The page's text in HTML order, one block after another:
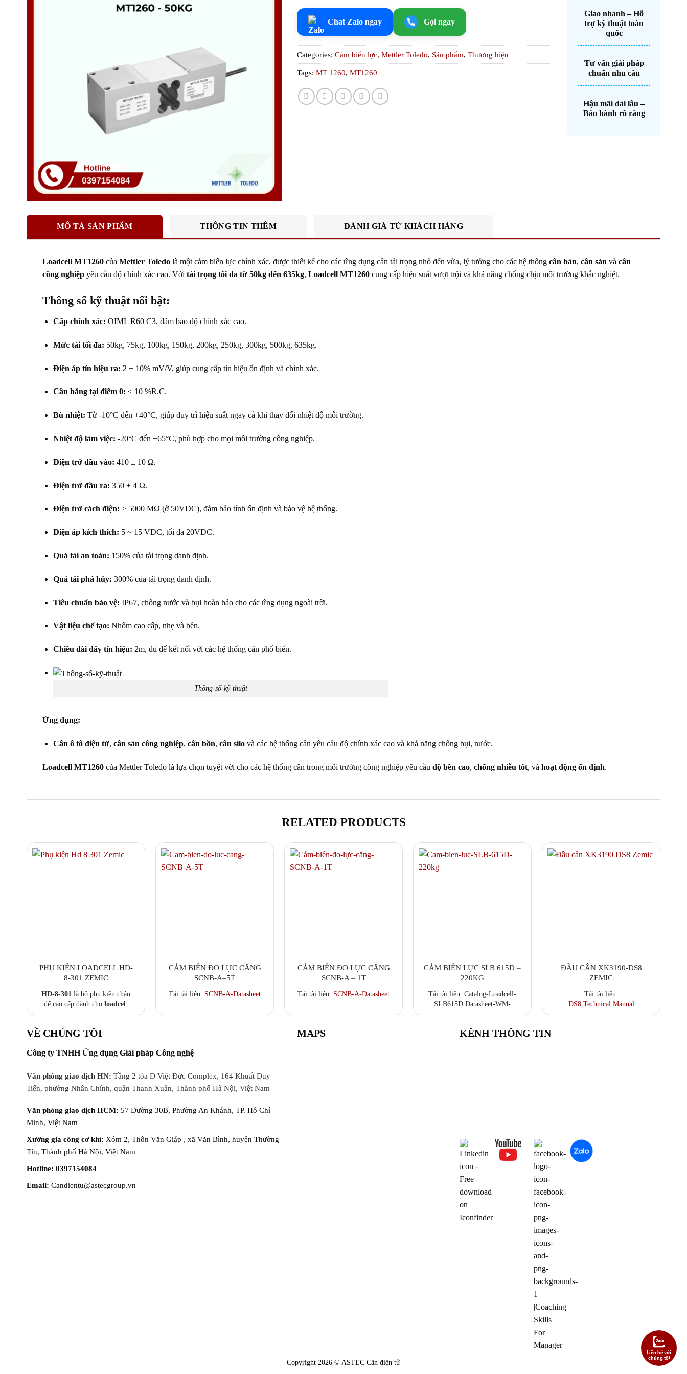
Chat Zalo ngay Gọi ngay
Categories:Cảm biến lực,Mettler Toledo, Sản phẩm,Thương hiệu
Tags:MT 1260,MT1260
Giao nhanh – Hỗ
trợ kỹ thuật toàn
quốc
Tư vấn giải pháp
chuẩn nhu cầu
Hậu mãi dài lâu –
Bảo hành rõ ràng
MÔ TẢ SẢN PHẨM THÔNG TIN THÊM ĐÁNH GIÁ TỪ KHÁCH HÀNG
Loadcell MT1260 của Mettler Toledo là một cảm biến lực chính xác, được thiết kế cho các ứng dụng cân tải trọng nhỏ đến vừa, lý tưởng cho các hệ thống cân bàn, cân sàn và cân
công nghiệp yêu cầu độ chính xác cao. Với tải trọng tối đa từ 50kg đến 635kg, Loadcell MT1260 cung cấp hiệu suất vượt trội và khả năng chống chịu môi trường khắc nghiệt.
Thông số kỹ thuật nổi bật:
Cấp chính xác: OIML R60 C3, đảm bảo độ chính xác cao.
Mức tải tối đa: 50kg, 75kg, 100kg, 150kg, 200kg, 250kg, 300kg, 500kg, 635kg.
Điện áp tín hiệu ra: 2 ± 10% mV/V, giúp cung cấp tín hiệu ổn định và chính xác.
Cân bằng tại điểm 0: ≤ 10 %R.C.
Bù nhiệt: Từ -10°C đến +40°C, giúp duy trì hiệu suất ngay cả khi thay đổi nhiệt độ môi trường.
Nhiệt độ làm việc: -20°C đến +65°C, phù hợp cho mọi môi trường công nghiệp.
Điện trở đầu vào: 410 ± 10 Ω.
Điện trở đầu ra: 350 ± 4 Ω.
Điện trở cách điện: ≥ 5000 MΩ (ở 50VDC), đảm bảo tính ổn định và bảo vệ hệ thống.
Điện áp kích thích: 5 ~ 15 VDC, tối đa 20VDC.
Quá tải an toàn: 150% của tải trọng danh định.
Quá tải phá hủy: 300% của tải trọng danh định.
Tiêu chuẩn bảo vệ: IP67, chống nước và bụi hoàn hảo cho các ứng dụng ngoài trời.
Vật liệu chế tạo: Nhôm cao cấp, nhẹ và bền.
Chiều dài dây tín hiệu: 2m, đủ để kết nối với các hệ thống cân phổ biến.
Thông-số-kỹ-thuật
Ứng dụng:
Cân ô tô điện tử, cân sàn công nghiệp, cân bồn, cân silovà các hệ thống cân yêu cầu độ chính xác cao và khả năng chống bụi, nước.
Loadcell MT1260 của Mettler Toledo là lựa chọn tuyệt vời cho các hệ thống cân trong môi trường công nghiệp yêu cầu độ bền cao, chống nhiễu tốt, và hoạt động ổn định.
RELATED PRODUCTS
PHỤ KIỆN LOADCELL HD-
8-301 ZEMIC
HD-8-301 là bộ phụ kiện chân
đế cao cấp dành cho loadcell
dạng néncủa Zemic, thiết kế
lệch tải, tự cân bằngvà dễ dàng
cường độ ổn định, đảm bảo độ
có tải trọng lớn nhưcân xe tải,
cân silo, trạm trộn bê tông…
CẢM BIẾN ĐO LỰC CĂNG
SCNB-A–5T
Tải tài liệu: SCNB-A-Datasheet
CẢM BIẾN ĐO LỰC CĂNG
SCNB-A – 1T
Tải tài liệu: SCNB-A-Datasheet
CẢM BIẾN LỰC SLB 615D –
220KG
Tải tài liệu: Catalog-Loadcell-
SLB615D Datasheet-WM-
PowerCell-UpgradeKit CAD
Drawing Drawing-SLB615D
ĐẦU CÂN XK3190-DS8
ZEMIC
Tải tài liệu:
DS8 Technical Manual
DS8 User's Manual
VỀ CHÚNG TÔI
Công ty TNHH Ứng dụng Giải pháp Công nghệ
Văn phòng giao dịch HN: Tầng 2 tòa D Việt Đức Complex, 164 Khuất Duy
Tiến, phường Nhân Chính, quận Thanh Xuân, Thành phố Hà Nội, Việt Nam
Văn phòng giao dịch HCM: 57 Đường 30B, Phường An Khánh, TP. Hồ Chí
Minh, Việt Nam
Xưởng gia công cơ khí: Xóm 2, Thôn Văn Giáp , xã Văn Bình, huyện Thường
Tín, Thành phố Hà Nội, Việt Nam
Hotline: 0397154084
Email: Candientu@astecgroup.vn
MAPS KÊNH THÔNG TIN
Copyright 2026 © ASTEC Cân điện tử
Liên hệ với
chúng tôi